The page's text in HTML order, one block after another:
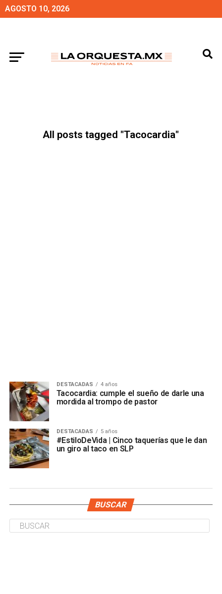
AGOSTO 10, 2026
All posts tagged "Tacocardia"
DESTACADAS 4 años
Tacocardia: cumple el sueño de darle una
mordida al trompo de pastor
DESTACADAS 5 años
#EstiloDeVida | Cinco taquerías que le dan
un giro al taco en SLP
BUSCAR